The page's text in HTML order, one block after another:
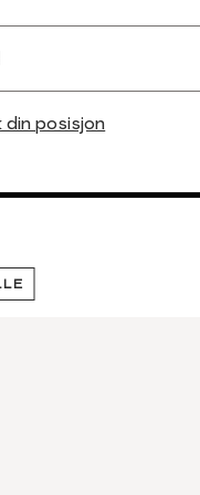
din posisjon